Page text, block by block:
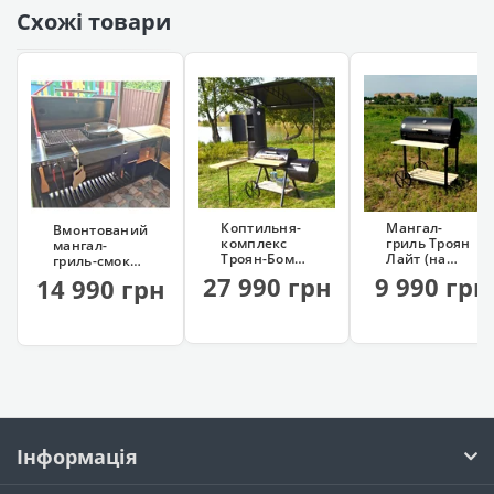
Схожі товари
Вмонтований
мангал-
гриль-смокер
4 мм)
14 990 грн
Коптильня-
комплекс
Троян-Бомба
мангал,
гриль, казан)
27 990 грн
Мангал-
гриль Троян
Лайт (на
шампурів)
9 990 грн
Інформація